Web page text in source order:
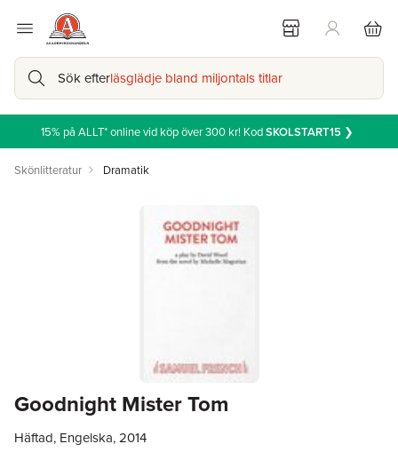
Sök efterläsglädje bland miljontals titlar
15% på ALLT* online vid köp över 300 kr! KodSKOLSTART15 ❯
Skönlitteratur Dramatik
Goodnight Mister Tom
Häftad, Engelska, 2014